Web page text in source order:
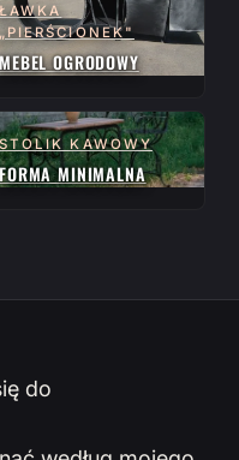
ŁAWKA
„PIERŚCIONEK"
MEBEL OGRODOWY
STOLIK KAWOWY
FORMA MINIMALNA
do